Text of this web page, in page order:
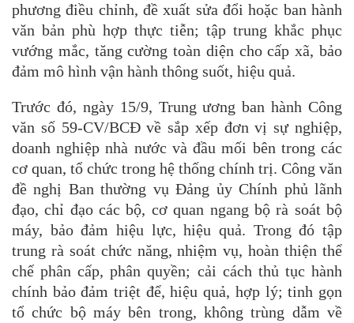
phương điều chỉnh, đề xuất sửa đổi hoặc ban hành
văn bản phù hợp thực tiễn; tập trung khắc phục
vướng mắc, tăng cường toàn diện cho cấp xã, bảo
đảm mô hình vận hành thông suốt, hiệu quả.
Trước đó, ngày 15/9, Trung ương ban hành Công
văn số 59-CV/BCĐ về sắp xếp đơn vị sự nghiệp,
doanh nghiệp nhà nước và đầu mối bên trong các
cơ quan, tổ chức trong hệ thống chính trị. Công văn
đề nghị Ban thường vụ Đảng ủy Chính phủ lãnh
đạo, chỉ đạo các bộ, cơ quan ngang bộ rà soát bộ
máy, bảo đảm hiệu lực, hiệu quả. Trong đó tập
trung rà soát chức năng, nhiệm vụ, hoàn thiện thể
chế phân cấp, phân quyền; cải cách thủ tục hành
chính bảo đảm triệt để, hiệu quả, hợp lý; tinh gọn
tổ chức bộ máy bên trong, không trùng dẫm về